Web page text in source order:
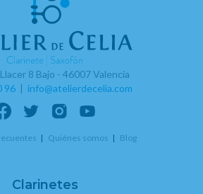
8 Bajo - 46007 Valencia
96| info@atelierdecelia.com
Quiénes somos Blog
Clarinetes